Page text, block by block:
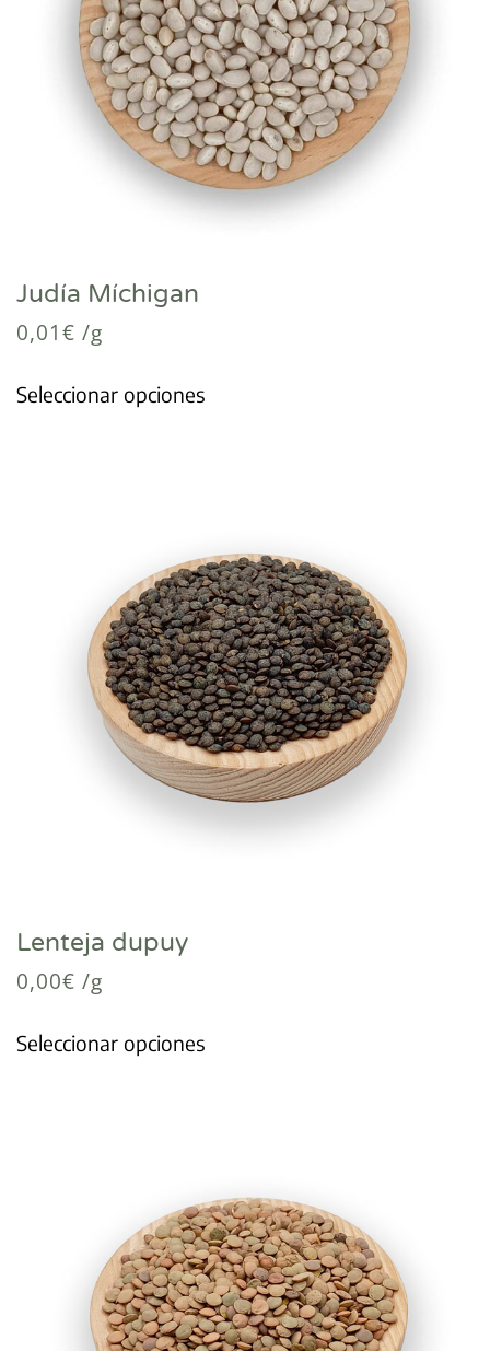
Judía Míchigan
0,01€ /g
Seleccionar opciones
Lenteja dupuy
0,00€ /g
Seleccionar opciones